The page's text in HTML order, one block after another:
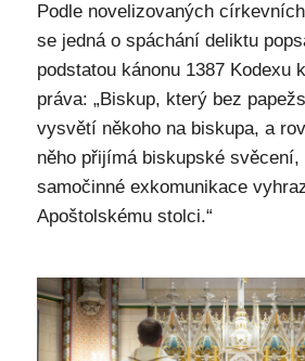
Podle novelizovaných
se jedná o spáchání deliktu
podstatou kánonu 1387 Kodexu
práva: „Biskup, který bez
vysvětí někoho na biskupa, a
něho přijímá biskupské svěcení,
samočinné exkomunikace
Apoštolskému stolci.“